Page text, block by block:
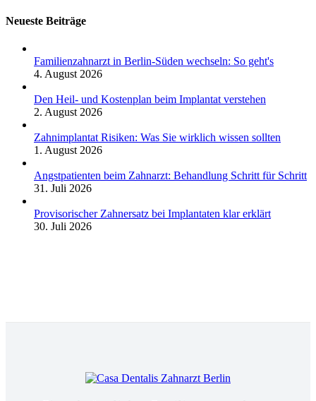
Neueste Beiträge
Familienzahnarzt in Berlin-Süden wechseln: So geht's
4. August 2026
Den Heil- und Kostenplan beim Implantat verstehen
2. August 2026
Zahnimplantat Risiken: Was Sie wirklich wissen sollten
1. August 2026
Angstpatienten beim Zahnarzt: Behandlung Schritt für Schritt
31. Juli 2026
Provisorischer Zahnersatz bei Implantaten klar erklärt
30. Juli 2026